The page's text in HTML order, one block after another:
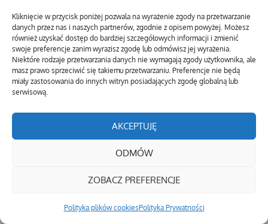
Kliknięcie w przycisk poniżej pozwala na wyrażenie zgody na przetwarzanie
danych przez nas i naszych partnerów, zgodnie z opisem powyżej. Możesz
również uzyskać dostęp do bardziej szczegółowych informacji i zmienić
swoje preferencje zanim wyrazisz zgodę lub odmówisz jej wyrażenia.
Niektóre rodzaje przetwarzania danych nie wymagają zgody użytkownika, ale
masz prawo sprzeciwić się takiemu przetwarzaniu. Preferencje nie będą
miały zastosowania do innych witryn posiadających zgodę globalną lub
serwisową.
AKCEPTUJĘ
ODMÓW
ZOBACZ PREFERENCJE
Polityka plików cookiesPolityka Prywatności